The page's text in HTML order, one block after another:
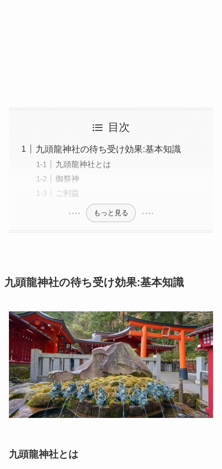
目次
九頭龍神社の待ち受け効果:基本知識
九頭龍神社とは
御祭神
ご利益
もっと見る
九頭龍神社の待ち受け効果:基本知識
九頭龍神社とは